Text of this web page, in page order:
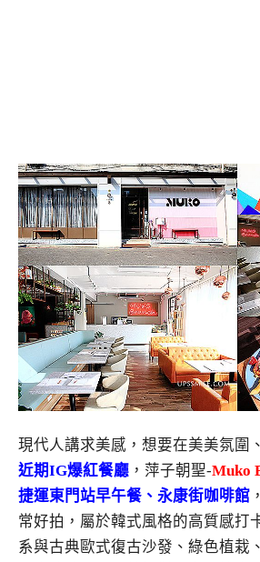
現代人講求美感，想要在美美氛圍
近期IG爆紅餐廳 ，萍子朝聖-Muko
捷運東門站早午餐、永康街咖啡館
常好拍，屬於韓式風格的高質感打
系與古典歐式復古沙發、綠色植栽